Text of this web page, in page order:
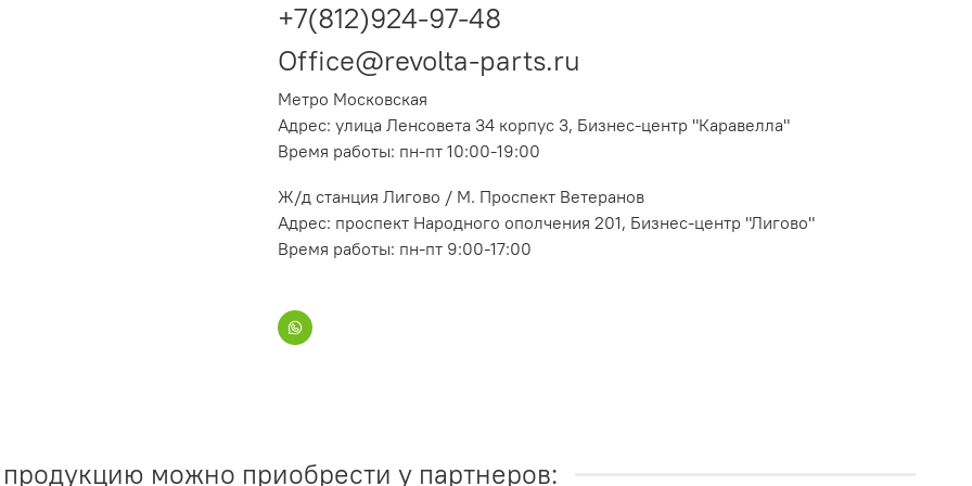
+7(812)924-97-48
Office@revolta-parts.ru
Метро Московская
Адрес: улица Ленсовета 34 корпус 3, Бизнес-центр "Каравелла"
Время работы: пн-пт 10:00-19:00
Ж/д станция Лигово / М. Проспект Ветеранов
Адрес: проспект Народного ополчения 201, Бизнес-центр "Лигово"
Время работы: пн-пт 9:00-17:00
можно приобрести у партнеров: